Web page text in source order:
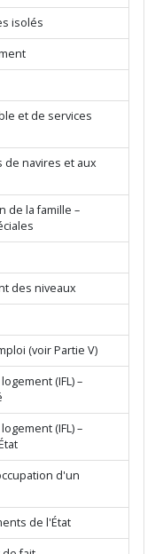
isolés
et de services
de navires et aux
de la famille –
des niveaux
(voir Partie V)
(IFL) –
(IFL) –
d'un
de l'État